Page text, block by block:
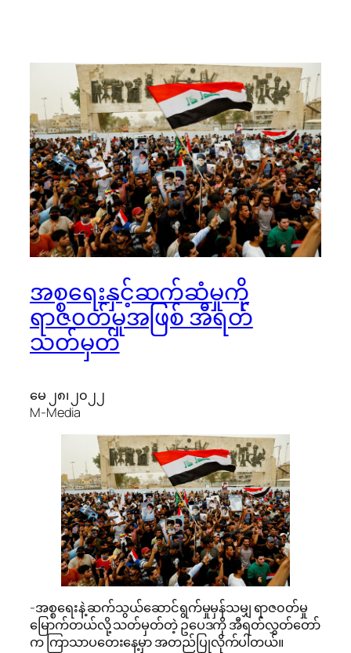
အစ္စရေးနှင့်ဆက်ဆံမှုကို
ရာဇ၀တ်မှုအဖြစ် အီရတ်
သတ်မှတ်
မေ ၂၈၊ ၂၀၂၂
M-Media
-အစ္စရေးနဲ့ ဆက်သွယ်ဆောင်ရွက်မှုမှန်သမျှ ရာဇ၀တ်မှု
မြောက်တယ်လို့ သတ်မှတ်တဲ့ ဥပေဒကို အီရတ်လွှတ်တော်
က ကြာသာပတေးနေ့မှာ အတည်ပြုလိုက်ပါတယ်။